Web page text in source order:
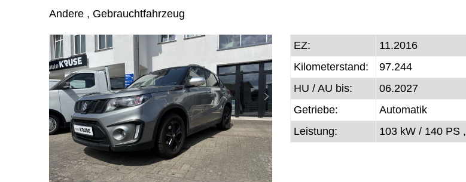
Andere , Gebrauchtfahrzeug
EZ:
11.2016
Kilometerstand:
97.244
HU / AU bis:
06.2027
Getriebe:
Automatik
Leistung:
103 kW / 140 PS ,